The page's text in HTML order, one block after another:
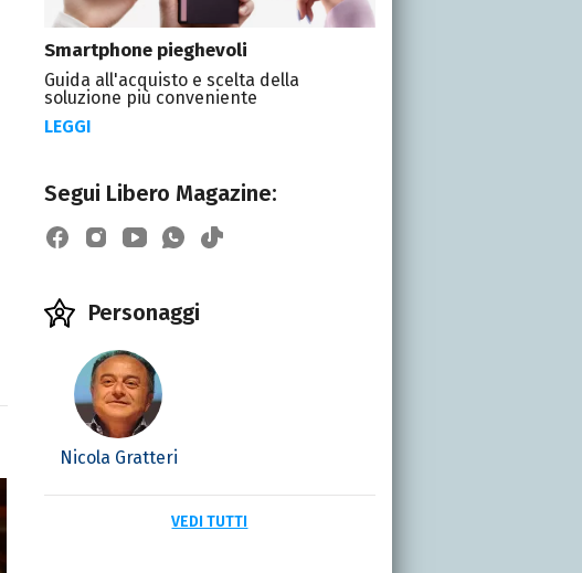
Smartphone pieghevoli
Guida all'acquisto e scelta della
soluzione più conveniente
LEGGI
Segui Libero Magazine:
Personaggi
Nicola Gratteri
VEDI TUTTI